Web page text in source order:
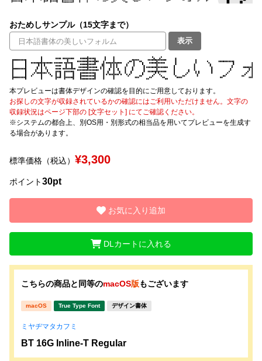
よくあるご質問
お問い合わせ
太さ・ウェイト
セット or 単体
おためしサンプル（15文字まで）
表示
本プレビューは書体デザインの確認を目的にご用意しております。
お探しの文字が収録されているかの確認にはご利用いただけません。文字の
収録状況はページ下部の [文字セット] にてご確認ください。
※システムの都合上、別OS用・別形式の相当品を用いてプレビューを生成す
る場合があります。
標準価格（税込） ¥3,300
ポイント30pt
お気に入り追加
DLカートに入れる
こちらの商品と同等のmacOS版もございます
macOS True Type Font デザイン書体
ミヤヂマタカフミ
BT 16G Inline-T Regular